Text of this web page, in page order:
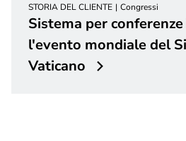
STORIA DEL CLIENTE Congressi
Sistema per
l'evento mondiale del
Vaticano